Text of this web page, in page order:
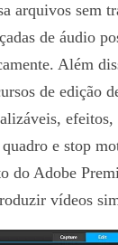
arquivos sem
de áudio
Além
de edição
e stop
do Adobe
vídeos